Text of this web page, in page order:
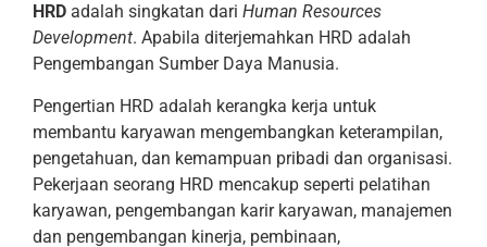
HRD adalah singkatan dari Human Resources
Development. Apabila diterjemahkan HRD adalah
Pengembangan Sumber Daya Manusia.
Pengertian HRD adalah kerangka kerja untuk
membantu karyawan mengembangkan keterampilan,
pengetahuan, dan kemampuan pribadi dan organisasi.
Pekerjaan seorang HRD mencakup seperti pelatihan
karyawan, pengembangan karir karyawan, manajemen
dan pengembangan kinerja, pembinaan,